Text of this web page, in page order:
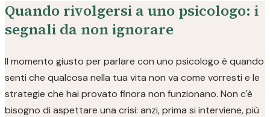
Quando rivolgersi a uno psicologo: i
segnali da non ignorare
Il momento giusto per parlare con uno psicologo è quando
senti che qualcosa nella tua vita non va come vorresti e le
strategie che hai provato finora non funzionano. Non c'è
bisogno di aspettare una crisi: anzi, prima si interviene, più